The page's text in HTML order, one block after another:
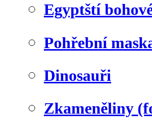
Egyptští
Pohřební
Dinosauři
Zkameněliny